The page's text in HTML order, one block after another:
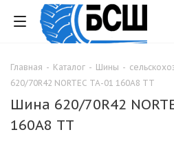
Главная - Каталог - Шины -
620/70R42 NORTEC ТА-01 160А8 TТ
Шина 620/70R42
160А8 TТ